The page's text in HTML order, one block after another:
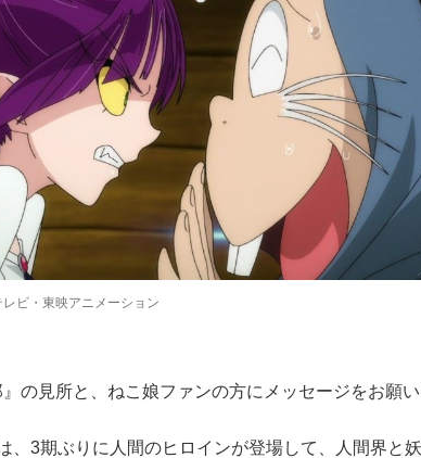
ビ・東映アニメーション
見所と、ねこ娘ファンの方にメッセージをお願い
、3期ぶりに人間のヒロインが登場して、人間界と